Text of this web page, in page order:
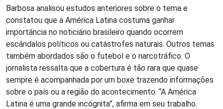
Barbosa analisou estudos anteriores sobre o tema e
constatou que a América Latina costuma ganhar
importância no noticiário brasileiro quando ocorrem
escândalos políticos ou catástrofes naturais. Outros temas
também abordados são o futebol e o narcotráfico. O
jornalista ressalta que a cobertura é tão rara que quase
sempre é acompanhada por um boxe trazendo informações
sobre o país ou a região do acontecimento. “A América
Latina é uma grande incógnita”, afirma em seu trabalho.